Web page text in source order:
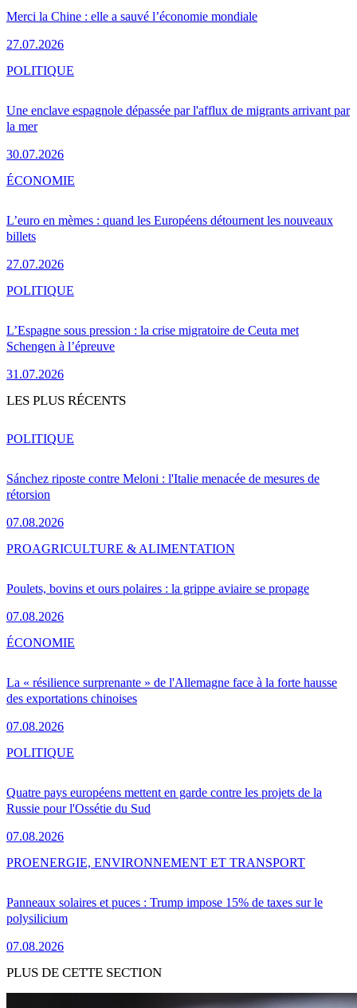
Merci la Chine : elle a sauvé l’économie mondiale
27.07.2026
Une enclave espagnole dépassée par l'afflux de migrants arrivant par
la mer
30.07.2026
POLITIQUE
L’euro en mèmes : quand les Européens détournent les nouveaux
billets
27.07.2026
ÉCONOMIE
L’Espagne sous pression : la crise migratoire de Ceuta met
Schengen à l’épreuve
31.07.2026
POLITIQUE
LES PLUS RÉCENTS
Sánchez riposte contre Meloni : l'Italie menacée de mesures de
rétorsion
07.08.2026
POLITIQUE
Poulets, bovins et ours polaires : la grippe aviaire se propage
07.08.2026
PROAGRICULTURE & ALIMENTATION
La « résilience surprenante » de l'Allemagne face à la forte hausse
des exportations chinoises
07.08.2026
ÉCONOMIE
Quatre pays européens mettent en garde contre les projets de la
Russie pour l'Ossétie du Sud
07.08.2026
POLITIQUE
Panneaux solaires et puces : Trump impose 15% de taxes sur le
polysilicium
07.08.2026
PROENERGIE, ENVIRONNEMENT ET TRANSPORT
PLUS DE CETTE SECTION